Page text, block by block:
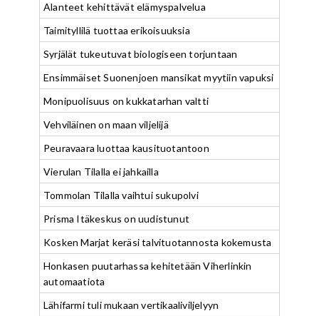
Alanteet kehittävät elämyspalvelua
Taimityllilä tuottaa erikoisuuksia
Syrjälät tukeutuvat biologiseen torjuntaan
Ensimmäiset Suonenjoen mansikat myytiin vapuksi
Monipuolisuus on kukkatarhan valtti
Vehviläinen on maan viljelijä
Peuravaara luottaa kausituotantoon
Vierulan Tilalla ei jahkailla
Tommolan Tilalla vaihtui sukupolvi
Prisma Itäkeskus on uudistunut
Kosken Marjat keräsi talvituotannosta kokemusta
Honkasen puutarhassa kehitetään Viherlinkin
automaatiota
Lähifarmi tuli mukaan vertikaaliviljelyyn